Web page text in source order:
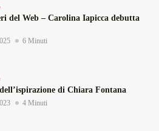
del Web – Carolina Iapicca debutta
6 Minuti
di Chiara Fontana
4 Minuti